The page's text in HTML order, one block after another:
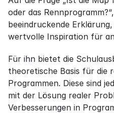
oder das
beeindruckende
wertvolle Inspiration für
Für ihn bietet die
theoretische Basis für die
Programmen. Diese sind
mit der Lösung realer
Verbesserungen in